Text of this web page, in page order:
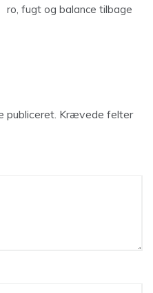
ro, fugt og balance tilbage
publiceret. Krævede felter